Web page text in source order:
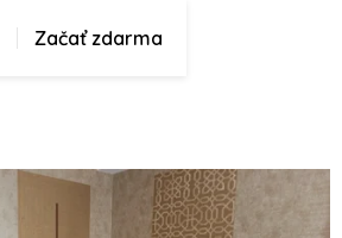
Začať zdarma